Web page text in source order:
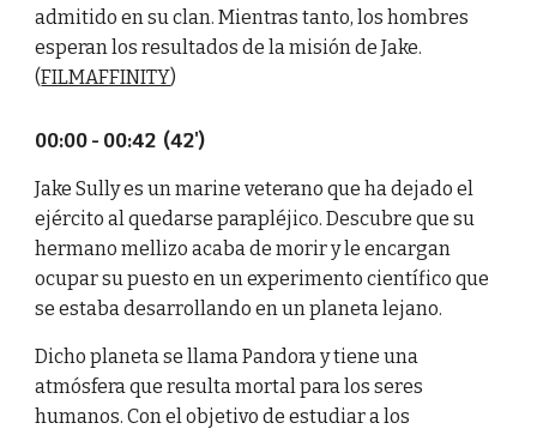
admitido en su clan. Mientras tanto, los hombres
esperan los resultados de la misión de Jake.
(FILMAFFINITY)
00:00 - 00:42 (42')
Jake Sully es un marine veterano que ha dejado el
ejército al quedarse parapléjico. Descubre que su
hermano mellizo acaba de morir y le encargan
ocupar su puesto en un experimento científico que
se estaba desarrollando en un planeta lejano.
Dicho planeta se llama Pandora y tiene una
atmósfera que resulta mortal para los seres
humanos. Con el objetivo de estudiar a los